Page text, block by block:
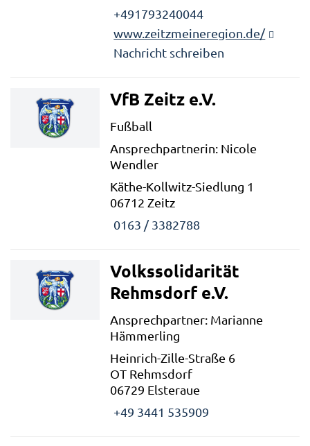
+491793240044
www.zeitzmeineregion.de/
Nachricht schreiben
VfB Zeitz e.V.
Fußball
Ansprechpartnerin: Nicole
Wendler
Käthe-Kollwitz-Siedlung 1
06712 Zeitz
0163 / 3382788
Volkssolidarität
Rehmsdorf e.V.
Ansprechpartner: Marianne
Hämmerling
Heinrich-Zille-Straße 6
OT Rehmsdorf
06729 Elsteraue
+49 3441 535909